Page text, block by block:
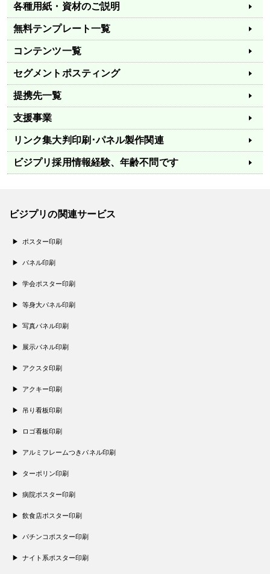
各種用紙・資材のご説明
無料テンプレート一覧
コンテンツ一覧
セグメントポスティング
提携先一覧
支援事業
リンク集大判印刷･パネル製作関連
ビジプリ採用情報経験、年齢不問です
ビジプリの関連サービス
ポスター印刷
パネル印刷
学会ポスター印刷
等身大パネル印刷
写真パネル印刷
展示パネル印刷
アクスタ印刷
アクキー印刷
吊り看板印刷
ロゴ看板印刷
アルミフレームつきパネル印刷
ターポリン印刷
病院ポスター印刷
飲食店ポスター印刷
パチンコポスター印刷
ナイト系ポスター印刷